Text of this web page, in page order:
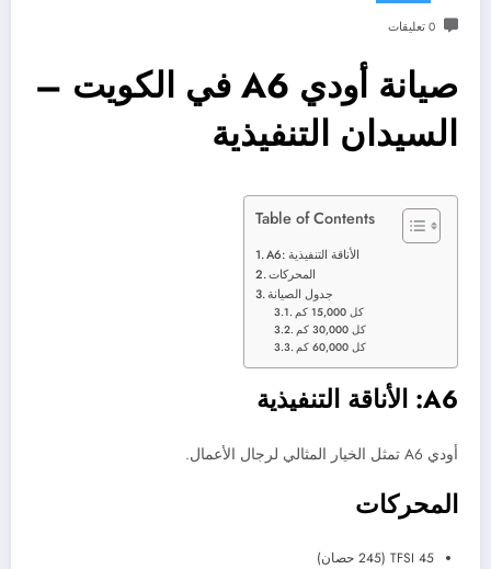
0 تعليقات
صيانة أودي A6 في الكويت –
السيدان التنفيذية
Table of Contents
A6: الأناقة التنفيذية
المحركات
جدول الصيانة
كل 15,000 كم
كل 30,000 كم
كل 60,000 كم
A6: الأناقة التنفيذية
أودي A6 تمثل الخيار المثالي لرجال الأعمال.
المحركات
45 TFSI (245 حصان)